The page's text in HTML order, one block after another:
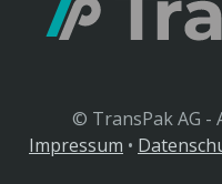
© TransPak AG -
Impressum •